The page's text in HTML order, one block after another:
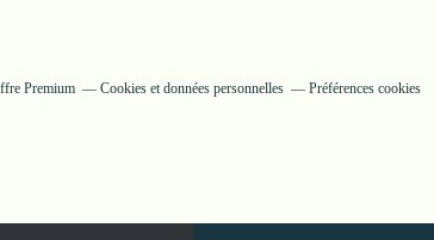
Premium Cookies et données personnelles Préférences cookies